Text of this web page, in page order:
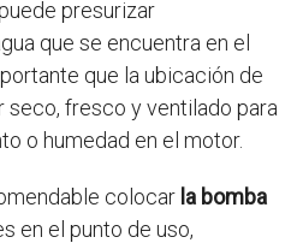
presurizar
que se encuentra en el
que la ubicación de
seco, fresco y ventilado para
o humedad en el motor.
colocar la bomba
en el punto de uso,